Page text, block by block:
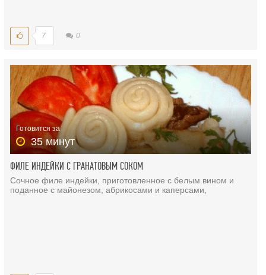
7 0
Готовится за
35 минут
ФИЛЕ ИНДЕЙКИ С ГРАНАТОВЫМ СОКОМ
Сочное филе индейки, приготовленное с белым вином и
поданное с майонезом, абрикосами и каперсами,